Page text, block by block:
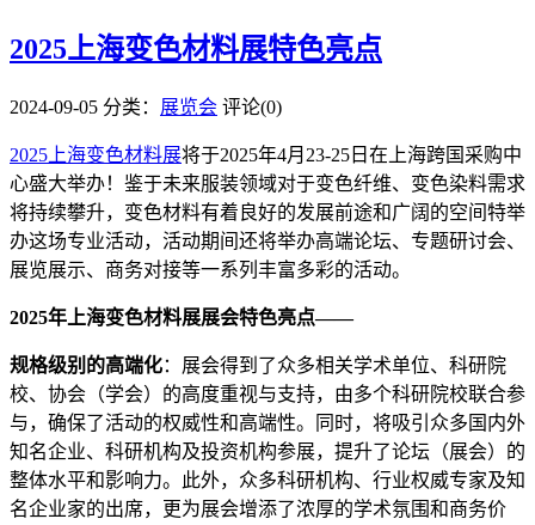
2025上海变色材料展特色亮点
2024-09-05 分类： 展览会 评论(0)
2025上海变色材料展将于2025年4月23-25日在上海跨国采购中
心盛大举办！鉴于未来服装领域对于变色纤维、变色染料需求
将持续攀升，变色材料有着良好的发展前途和广阔的空间特举
办这场专业活动，活动期间还将举办高端论坛、专题研讨会、
展览展示、商务对接等一系列丰富多彩的活动。
2025年上海变色材料展展会特色亮点——
规格级别的高端化：展会得到了众多相关学术单位、科研院
校、协会（学会）的高度重视与支持，由多个科研院校联合参
与，确保了活动的权威性和高端性。同时，将吸引众多国内外
知名企业、科研机构及投资机构参展，提升了论坛（展会）的
整体水平和影响力。此外，众多科研机构、行业权威专家及知
名企业家的出席，更为展会增添了浓厚的学术氛围和商务价